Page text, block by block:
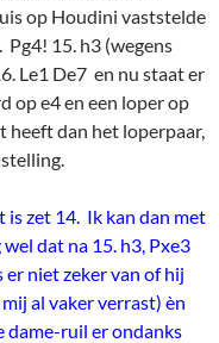
op Houdini vaststelde
Pg4! 15. h3 (wegens
Le1 De7 en nu staat er
op e4 en een loper op
heeft dan het loperpaar,
is zet 14. Ik kan dan met
dat na 15. h3, Pxe3
er niet zeker van of hij
al vaker verrast) èn
dame-ruil er ondanks